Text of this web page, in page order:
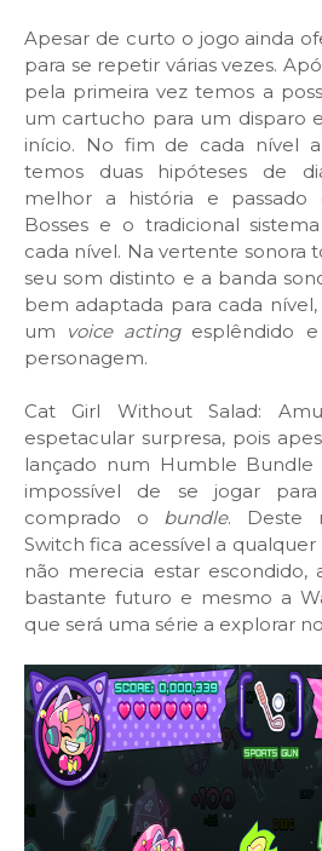
Apesar de curto o jogo ainda
para se repetir várias vezes.
pela primeira vez temos a
um cartucho para um disparo
início. No fim de cada nível
temos duas hipóteses de
melhor a história e
Bosses e o tradicional
cada nível. Na vertente sonora
seu som distinto e a banda
bem adaptada para cada
um voice actingesplêndido e
personagem.
Cat Girl Without Salad:
espetacular surpresa, pois
lançado num Humble Bundle
impossível de se jogar
comprado o bundle. Deste
Switch fica acessível a
não merecia estar
bastante futuro e mesmo a
que será uma série a explorar